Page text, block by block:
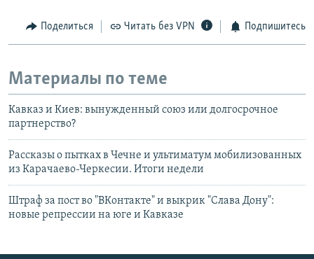
Поделиться Читать без VPN Подпишитесь
Материалы по теме
Кавказ и Киев: вынужденный союз или долгосрочное
партнерство?
Рассказы о пытках в Чечне и ультиматум мобилизованных
из Карачаево-Черкесии. Итоги недели
Штраф за пост во "ВКонтакте" и выкрик "Слава Дону":
новые репрессии на юге и Кавказе